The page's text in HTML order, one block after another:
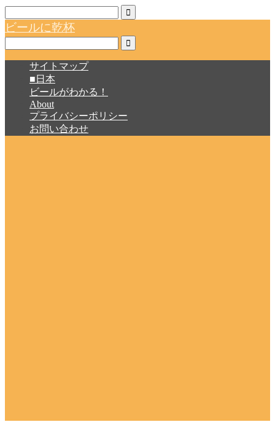
ビールに乾杯
サイトマップ
■日本
ビールがわかる！
About
プライバシーポリシー
お問い合わせ